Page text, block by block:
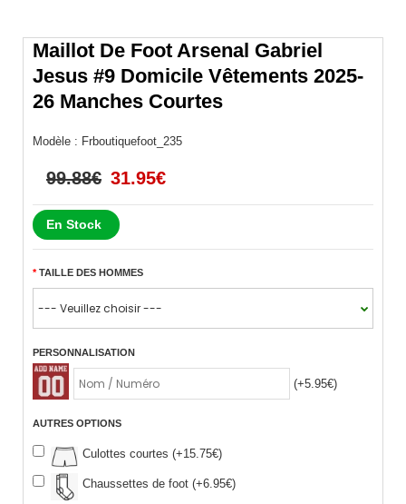
Maillot De Foot Arsenal Gabriel
Jesus #9 Domicile Vêtements 2025-
26 Manches Courtes
Modèle : Frboutiquefoot_235
99.88€ 31.95€
En Stock
TAILLE DES HOMMES
PERSONNALISATION
(+5.95€)
AUTRES OPTIONS
Culottes courtes (+15.75€)
Chaussettes de foot (+6.95€)